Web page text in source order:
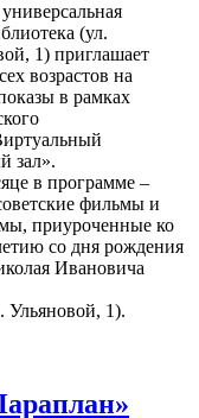
(ул.
1) приглашает
возрастов на
в рамках
зал».
в программе –
фильмы и
приуроченные ко
со дня рождения
Ивановича
Ульяновой, 1).